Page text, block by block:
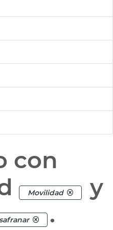
con
Movilidad
y
safranar .